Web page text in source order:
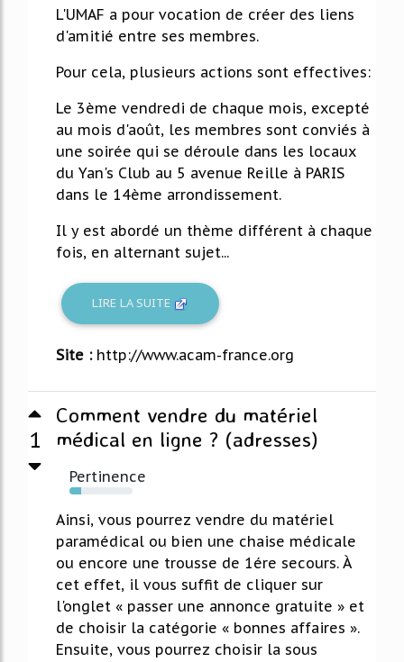
L'UMAF a pour vocation de créer des liens
d'amitié entre ses membres.
Pour cela, plusieurs actions sont effectives:
Le 3ème vendredi de chaque mois, excepté
au mois d'août, les membres sont conviés à
une soirée qui se déroule dans les locaux
du Yan's Club au 5 avenue Reille à PARIS
dans le 14ème arrondissement.
Il y est abordé un thème différent à chaque
fois, en alternant sujet...
LIRE LA SUITE
Site : http://www.acam-france.org
1
Comment vendre du matériel
médical en ligne ? (adresses)
Pertinence
18%
Ainsi, vous pourrez vendre du matériel
paramédical ou bien une chaise médicale
ou encore une trousse de 1ére secours. À
cet effet, il vous suffit de cliquer sur
l'onglet « passer une annonce gratuite » et
de choisir la catégorie « bonnes affaires ».
Ensuite, vous pourrez choisir la sous